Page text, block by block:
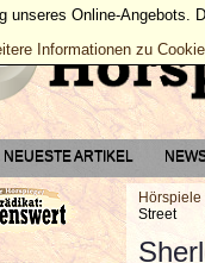
NEUESTE ARTIKEL
Hörspiele
Street
unseres Online-
Informationen zu